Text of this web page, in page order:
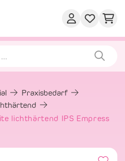
Praxisbedarf
lichthärtend IPS Empress